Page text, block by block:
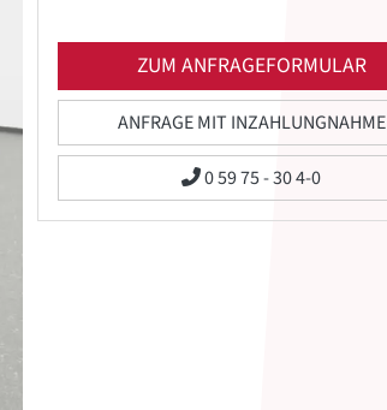
ZUM ANFRAGEFORMULAR
ANFRAGE MIT INZAHLUNGNAHME
0 59 75 - 30 4-0